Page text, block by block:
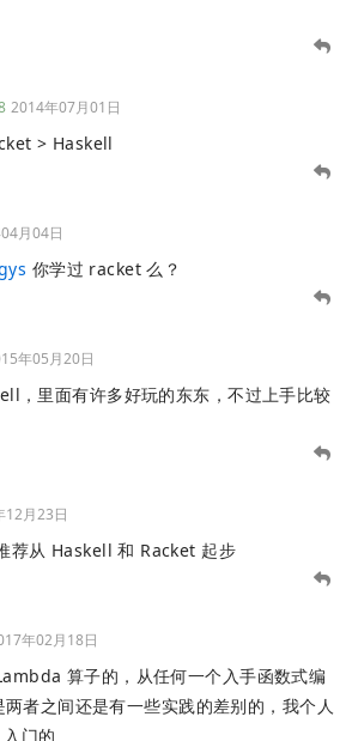
2014年07月01日
> Haskell
月04日
你学过 racket 么？
年05月20日
，里面有许多好玩的东东，不过上手比较
12月23日
荐从 Haskell 和 Racket 起步
年02月18日
算子的，从任何一个入手函数式编
者之间还是有一些实践的差别的，我个人
门的